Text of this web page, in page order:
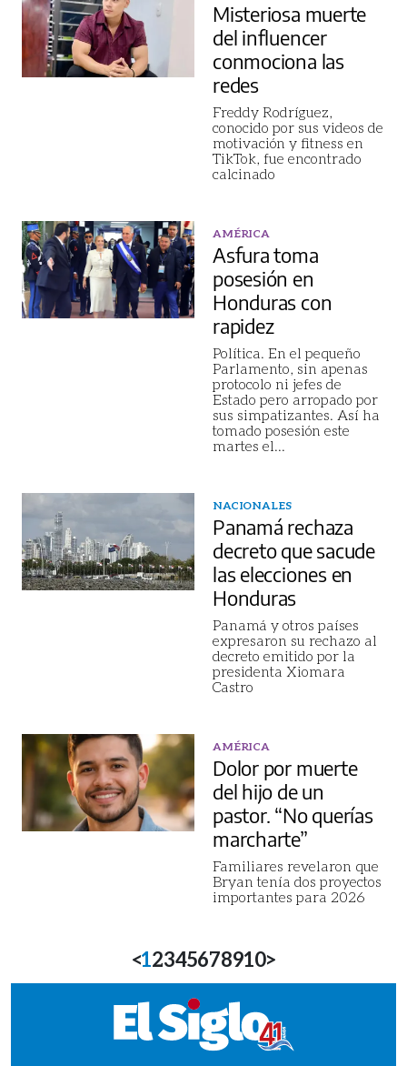
Misteriosa muerte
del influencer
conmociona las
redes
Freddy Rodríguez,
conocido por sus videos de
motivación y fitness en
TikTok, fue encontrado
calcinado
AMÉRICA
Asfura toma
posesión en
Honduras con
rapidez
Política. En el pequeño
Parlamento, sin apenas
protocolo ni jefes de
Estado pero arropado por
sus simpatizantes. Así ha
tomado posesión este
martes el...
NACIONALES
Panamá rechaza
decreto que sacude
las elecciones en
Honduras
Panamá y otros países
expresaron su rechazo al
decreto emitido por la
presidenta Xiomara
Castro
AMÉRICA
Dolor por muerte
del hijo de un
pastor. “No querías
marcharte”
Familiares revelaron que
Bryan tenía dos proyectos
importantes para 2026
<12345678910>